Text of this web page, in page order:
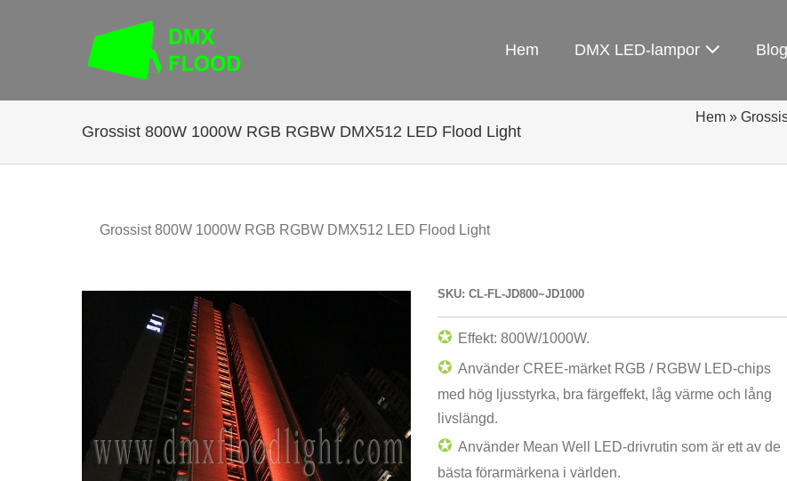
Hem DMX LED-lampor
Grossist 800W 1000W RGB RGBW DMX512 LED Flood Light
Hem »
Grossist 800W 1000W RGB RGBW DMX512 LED Flood Light
SKU: CL-FL-JD800~JD1000
✪ Effekt: 800W/1000W.
✪ Använder CREE-märket RGB / RGBW LED-chips
med hög ljusstyrka, bra färgeffekt, låg värme och lång
livslängd.
✪ Använder Mean Well LED-drivrutin som är ett av de
bästa förarmärkena i världen.